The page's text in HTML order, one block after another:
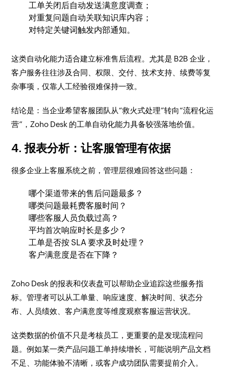
工单关闭后自动发送满意度调查；
对重复问题自动关联知识库内容；
对特定关键词触发内部通知。
这类自动化能力适合建立标准售后流程。尤其是 B2B 企业，
客户服务往往涉及合同、权限、交付、技术支持、续费等复
杂事项，仅靠人工经验很难保持一致。
结论是：当企业希望客服团队从“救火式处理”转向“流程化运
营”，Zoho Desk 的工单自动化能力具备较强落地价值。
4. 报表分析：让客服管理有依据
很多企业上客服系统之前，管理层很难回答这些问题：
哪个渠道带来的售后问题最多？
哪类问题最耗费客服时间？
哪些客服人员负载过高？
平均首次响应时长是多少？
工单是否按 SLA 要求及时处理？
客户满意度是否在下降？
Zoho Desk 的报表和仪表盘可以帮助企业追踪这些服务指
标。管理者可以从工单量、响应速度、解决时间、状态分
布、人员绩效、客户满意度等维度观察客服运营状况。
这类数据的价值不只是考核员工，更重要的是发现流程问
题。例如某一类产品问题工单持续增长，可能说明产品文档
不足、功能体验不清晰，或客户成功团队需要提前介入。